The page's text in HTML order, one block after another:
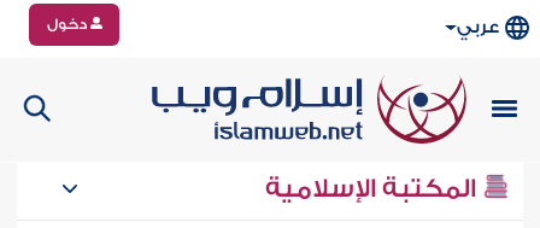
عربي دخول
المكتبة الإسلامية